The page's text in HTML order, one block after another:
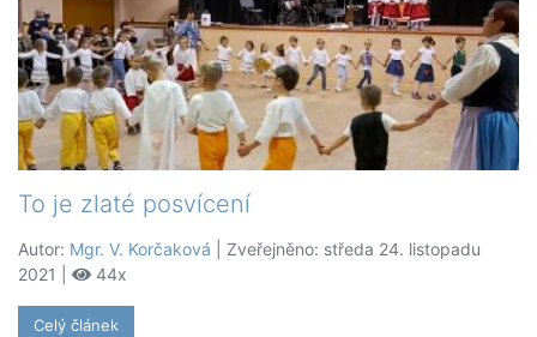
To je zlaté posvícení
Autor: Mgr. V. Korčaková | Zveřejněno: středa 24. listopadu
2021 |
44x
Celý článek